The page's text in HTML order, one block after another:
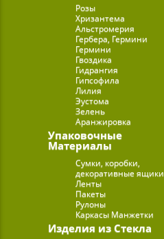
Розы
Хризантема
Альстромерия
Гербера, Гермини
Гермини
Гвоздика
Гидрангия
Гипсофила
Лилия
Эустома
Зелень
Аранжировка
Упаковочные
Материалы
Сумки, коробки,
декоративные ящики
Ленты
Пакеты
Рулоны
Каркасы Манжетки
Изделия из Стекла